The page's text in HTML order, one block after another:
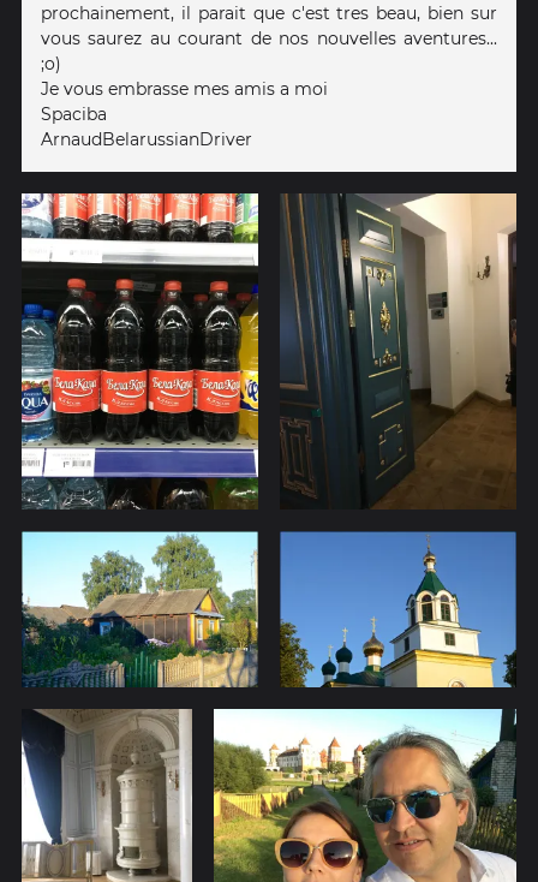
prochainement, il parait que c'est tres beau, bien sur
vous saurez au courant de nos nouvelles aventures...
;o)
Je vous embrasse mes amis a moi
Spaciba
ArnaudBelarussianDriver